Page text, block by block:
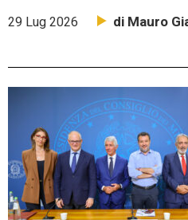
29 Lug 2026 di Mauro